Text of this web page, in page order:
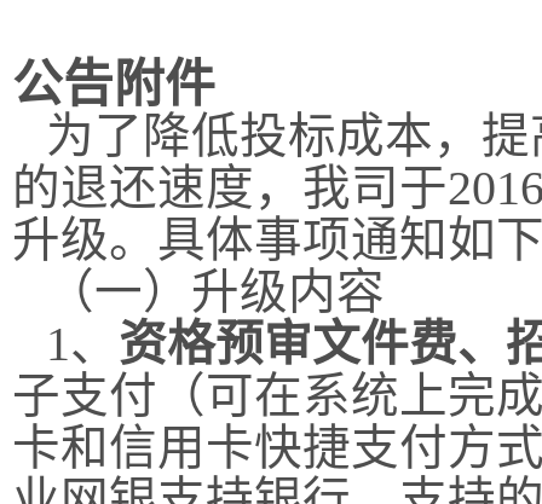
公告附件
为了降低投标成本，
的退还速度，我司于
升级。具体事项通知如
（一）升级内容
1、 资格预审文件费、
子支付（可在系统上完
卡和信用卡快捷支付方